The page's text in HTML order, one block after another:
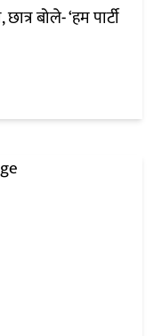
बोले- ‘हम पार्टी